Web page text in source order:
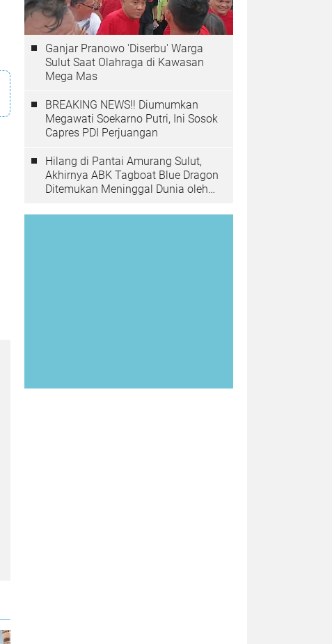
Ganjar Pranowo 'Diserbu' Warga
Sulut Saat Olahraga di Kawasan
Mega Mas
BREAKING NEWS!! Diumumkan
Megawati Soekarno Putri, Ini Sosok
Capres PDI Perjuangan
Hilang di Pantai Amurang Sulut,
Akhirnya ABK Tagboat Blue Dragon
Ditemukan Meninggal Dunia oleh